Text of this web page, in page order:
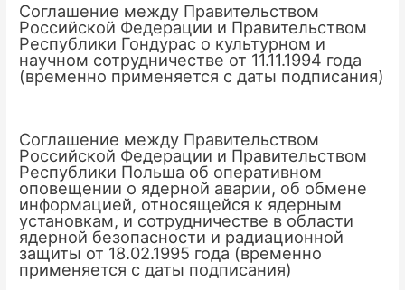
Соглашение между Правительством
Российской Федерации и Правительством
Республики Гондурас о культурном и
научном сотрудничестве от 11.11.1994 года
(временно применяется с даты подписания)
Соглашение между Правительством
Российской Федерации и Правительством
Республики Польша об оперативном
оповещении о ядерной аварии, об обмене
информацией, относящейся к ядерным
установкам, и сотрудничестве в области
ядерной безопасности и радиационной
защиты от 18.02.1995 года (временно
применяется с даты подписания)